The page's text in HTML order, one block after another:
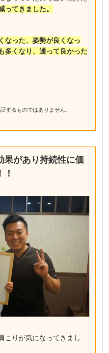
ってきました。
なった、姿勢が良くなっ
多くなり、通って良かった
するものではありません。
果があり持続性に価
こりが気になってきまし